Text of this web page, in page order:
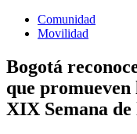
Comunidad
Movilidad
Bogotá
que
XIX Semana